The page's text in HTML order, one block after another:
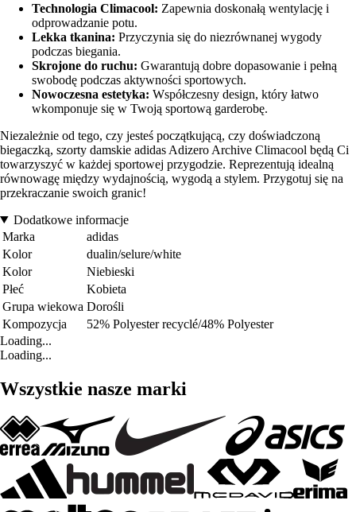
Technologia Climacool: Zapewnia doskonałą wentylację i
odprowadzanie potu.
Lekka tkanina: Przyczynia się do niezrównanej wygody
podczas biegania.
Skrojone do ruchu: Gwarantują dobre dopasowanie i pełną
swobodę podczas aktywności sportowych.
Nowoczesna estetyka: Współczesny design, który łatwo
wkomponuje się w Twoją sportową garderobę.
Niezależnie od tego, czy jesteś początkującą, czy doświadczoną
biegaczką, szorty damskie adidas Adizero Archive Climacool będą Ci
towarzyszyć w każdej sportowej przygodzie. Reprezentują idealną
równowagę między wydajnością, wygodą a stylem. Przygotuj się na
przekraczanie swoich granic!
Dodatkowe informacje
Marka
adidas
Kolor
dualin/selure/white
Kolor
Niebieski
Płeć
Kobieta
Grupa wiekowa Dorośli
Kompozycja
52% Polyester recyclé/48% Polyester
Loading...
Loading...
Wszystkie nasze marki